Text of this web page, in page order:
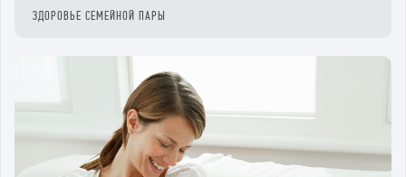
ЗДОРОВЬЕ СЕМЕЙНОЙ ПАРЫ